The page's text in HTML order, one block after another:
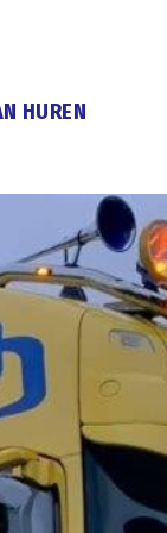
HUREN